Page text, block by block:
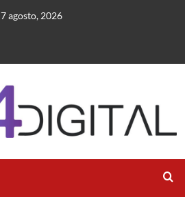
7 agosto, 2026